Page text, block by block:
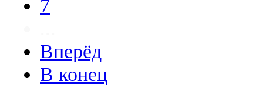
7
Вперёд
В конец